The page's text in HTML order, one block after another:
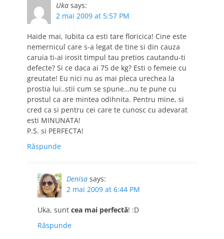
Uka says:
2 mai 2009 at 5:57 PM
Haide mai, Iubita ca esti tare floricica! Cine este
nemernicul care s-a legat de tine si din cauza
caruia ti-ai irosit timpul tau pretios cautandu-ti
defecte? Si ce daca ai 75 de kg? Esti o femeie cu
greutate! Eu nici nu as mai pleca urechea la
prostia lui..stii cum se spune…nu te pune cu
prostul ca are mintea odihnita. Pentru mine, si
cred ca si pentru cei care te cunosc cu adevarat
esti MINUNATA!
P.S. si PERFECTA!
Răspunde
Denisa says:
2 mai 2009 at 6:44 PM
Uka, sunt cea mai perfectă! :D
Răspunde